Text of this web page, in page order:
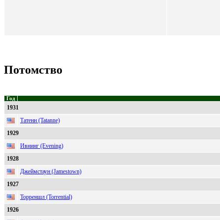
Потомство
Год
1931
Татенн (Tatanne)
1929
Ивнинг (Evening)
1928
Джеймстаун (Jamestown)
1927
Торреншл (Torrential)
1926